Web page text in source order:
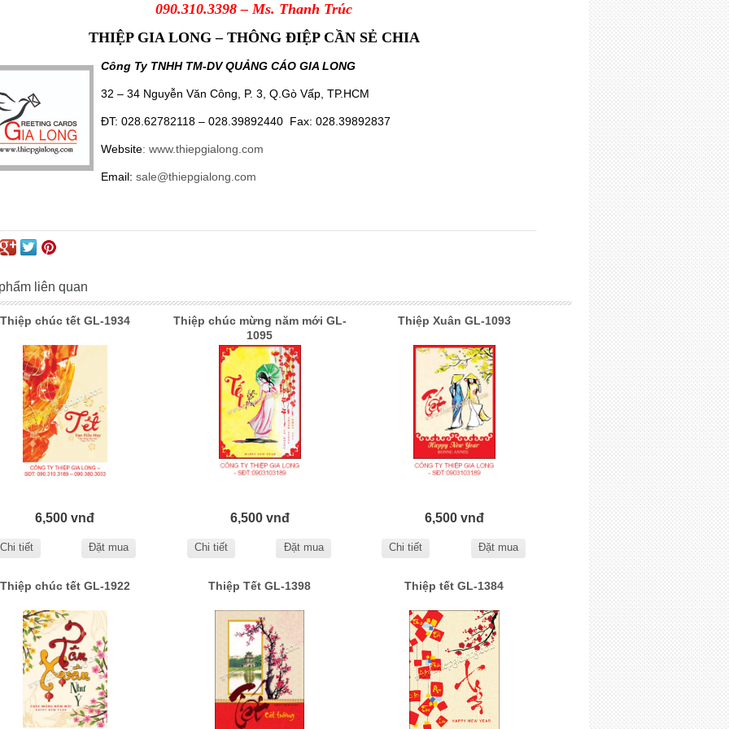
090.310.3398 – Ms. Thanh Trúc
THIỆP GIA LONG – THÔNG ĐIỆP CẦN SẺ CHIA
Công Ty TNHH TM-DV QUẢNG CÁO GIA LONG
32 – 34 Nguyễn Văn Công, P. 3, Q.Gò Vấp, TP.HCM
ĐT: 028.62782118 – 028.39892440 Fax: 028.39892837
Website:www.thiepgialong.com
Email: sale@thiepgialong.com
liên quan
Thiệp chúc tết GL-1934
6,500 vnđ
Chi tiết Đặt mua
Thiệp chúc mừng năm mới GL-
1095
6,500 vnđ
Chi tiết Đặt mua
Thiệp Xuân GL-1093
6,500 vnđ
Chi tiết Đặt mua
Thiệp chúc tết GL-1922 Thiệp Tết GL-1398 Thiệp tết GL-1384